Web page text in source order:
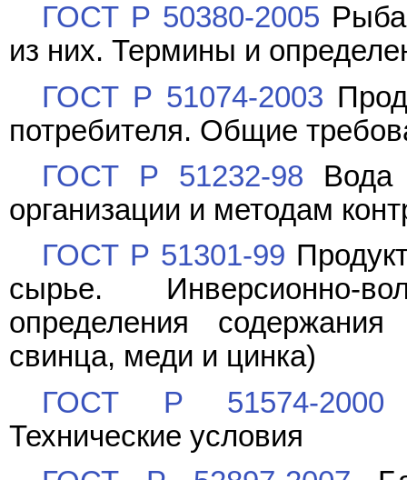
ГОСТ Р 50380-2005
из них. Термины и
ГОСТ Р 51074-2003
потребителя. Общие
ГОСТ Р 51232-98 Вода
организации и методам
ГОСТ Р 51301-99
сырье. Инверсионно-
определения
свинца, меди и цинка)
ГОСТ Р 51574-2000
Технические условия